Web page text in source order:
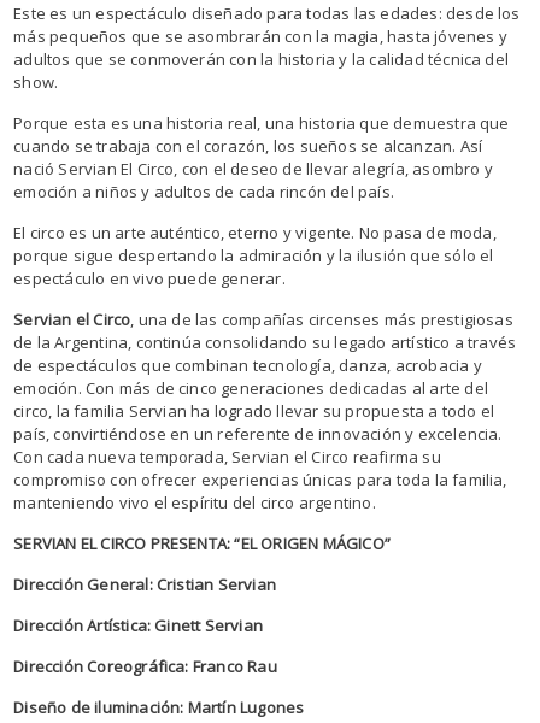
Este es un espectáculo diseñado para todas las edades: desde los
más pequeños que se asombrarán con la magia, hasta jóvenes y
adultos que se conmoverán con la historia y la calidad técnica del
show.
Porque esta es una historia real, una historia que demuestra que
cuando se trabaja con el corazón, los sueños se alcanzan. Así
nació Servian El Circo, con el deseo de llevar alegría, asombro y
emoción a niños y adultos de cada rincón del país.
El circo es un arte auténtico, eterno y vigente. No pasa de moda,
porque sigue despertando la admiración y la ilusión que sólo el
espectáculo en vivo puede generar.
Servian el Circo, una de las compañías circenses más prestigiosas
de la Argentina, continúa consolidando su legado artístico a través
de espectáculos que combinan tecnología, danza, acrobacia y
emoción. Con más de cinco generaciones dedicadas al arte del
circo, la familia Servian ha logrado llevar su propuesta a todo el
país, convirtiéndose en un referente de innovación y excelencia.
Con cada nueva temporada, Servian el Circo reafirma su
compromiso con ofrecer experiencias únicas para toda la familia,
manteniendo vivo el espíritu del circo argentino.
SERVIAN EL CIRCO PRESENTA: “EL ORIGEN MÁGICO”
Dirección General: Cristian Servian
Dirección Artística: Ginett Servian
Dirección Coreográfica: Franco Rau
Diseño de iluminación: Martín Lugones